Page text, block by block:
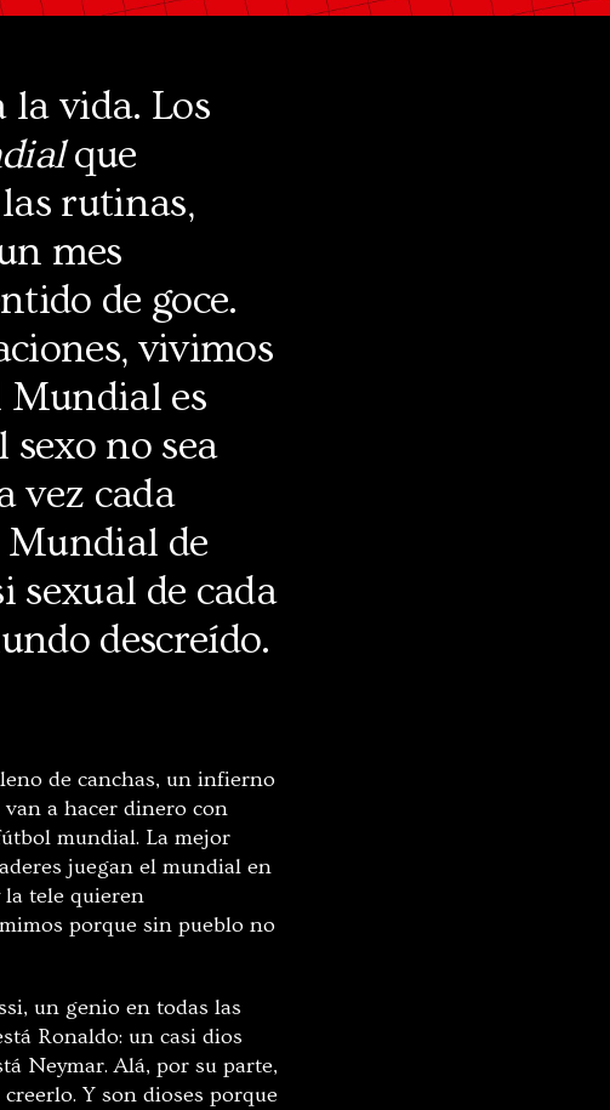
la vida. Los
que
rutinas,
mes
de goce.
vivimos
Mundial es
no sea
vez cada
Mundial de
de cada
descreído.
de canchas, un infierno
van a hacer dinero con
mundial. La mejor
juegan el mundial en
la tele quieren
porque sin pueblo no
un genio en todas las
Ronaldo: un casi dios
Neymar. Alá, por su parte,
Y son dioses porque